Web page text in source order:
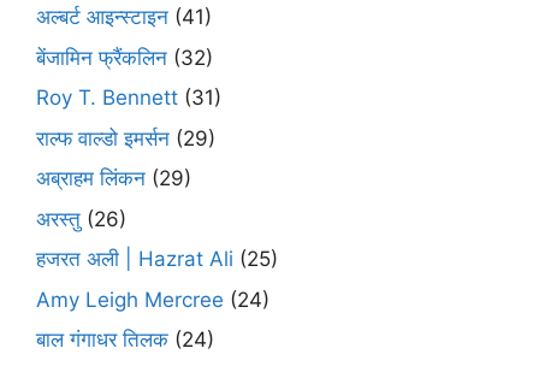
अल्बर्ट आइन्स्टाइन (41)
बेंजामिन फ्रैंकलिन (32)
Roy T. Bennett (31)
राल्फ वाल्डो इमर्सन (29)
अब्राहम लिंकन (29)
अरस्तु (26)
हजरत अली | Hazrat Ali (25)
Amy Leigh Mercree (24)
बाल गंगाधर तिलक (24)